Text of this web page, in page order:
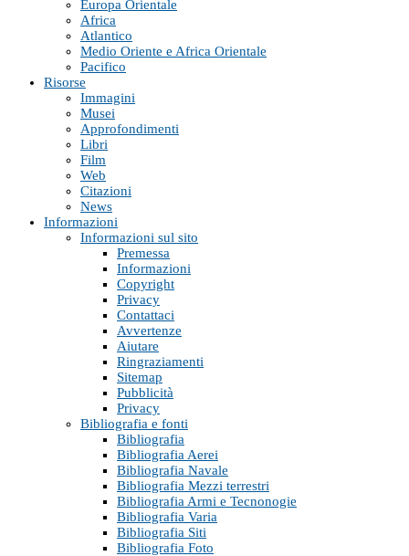
Europa Orientale
Africa
Atlantico
Medio Oriente e Africa Orientale
Pacifico
Risorse
Immagini
Musei
Approfondimenti
Libri
Film
Web
Citazioni
News
Informazioni
Informazioni sul sito
Premessa
Informazioni
Copyright
Privacy
Contattaci
Avvertenze
Aiutare
Ringraziamenti
Sitemap
Pubblicità
Privacy
Bibliografia e fonti
Bibliografia
Bibliografia Aerei
Bibliografia Navale
Bibliografia Mezzi terrestri
Bibliografia Armi e Tecnonogie
Bibliografia Varia
Bibliografia Siti
Bibliografia Foto